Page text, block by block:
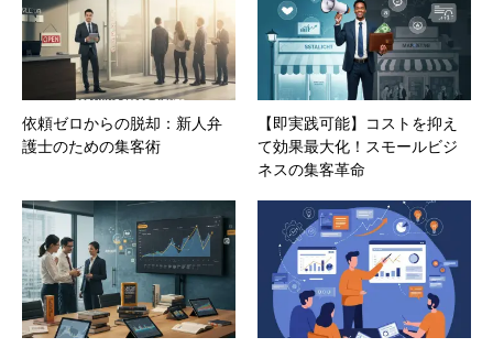
依頼ゼロからの脱却：新人弁
護士のための集客術
【即実践可能】コストを抑え
て効果最大化！スモールビジ
ネスの集客革命